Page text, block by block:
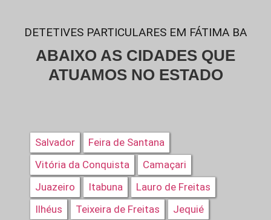
DETETIVES PARTICULARES EM FÁTIMA BA
ABAIXO AS CIDADES QUE
ATUAMOS NO ESTADO
Salvador
Feira de Santana
Vitória da Conquista
Camaçari
Juazeiro
Itabuna
Lauro de Freitas
Ilhéus
Teixeira de Freitas
Jequié